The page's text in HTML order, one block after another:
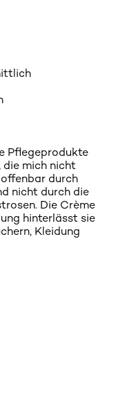
Pflegeprodukte
die mich nicht
durch
nicht durch die
Die Crème
hinterlässt sie
Kleidung